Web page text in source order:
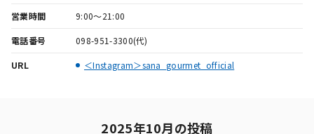
営業時間 9:00～21:00
電話番号 098-951-3300(代)
URL ＜Instagram＞sana_gourmet_official
2025年10月の投稿